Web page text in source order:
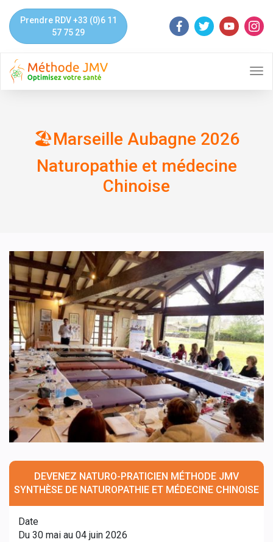
Prendre RDV +33 (0)6 11
57 75 29
🏖Marseille Aubagne 2026
Naturopathie et médecine
Chinoise
DEVENEZ NATURO-PRATICIEN MÉTHODE JMV
SYNTHÈSE DE NATUROPATHIE ET MÉDECINE CHINOISE
Date
Du 30 mai au 04 juin 2026